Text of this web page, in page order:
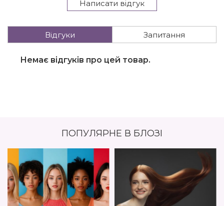
Написати відгук
Відгуки Запитання
Немає відгуків про цей товар.
ПОПУЛЯРНЕ В БЛОЗІ